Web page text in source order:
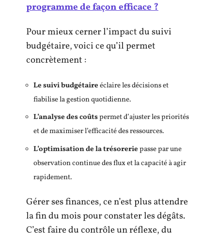
programme de façon efficace ?
Pour mieux cerner l’impact du suivi
budgétaire, voici ce qu’il permet
concrètement :
Le suivi budgétaireéclaire les décisions et
fiabilise la gestion quotidienne.
L’analyse des coûtspermet d’ajuster les priorités
et de maximiser l’efficacité des ressources.
L’optimisation de la trésoreriepasse par une
observation continue des flux et la capacité à agir
rapidement.
Gérer ses finances, ce n’est plus attendre
la fin du mois pour constater les dégâts.
C’est faire du contrôle un réflexe, du